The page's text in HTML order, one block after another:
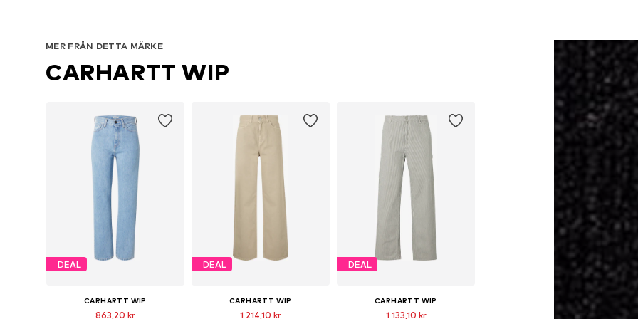
MER FRÅN DETTA MÄRKE
CARHARTT WIP
DEAL
CARHARTT WIP
863,20 kr
DEAL
CARHARTT WIP
1 214,10 kr
DEAL
CARHARTT WIP
1 133,10 kr